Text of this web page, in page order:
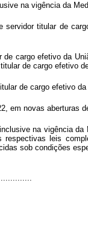
na vigência da
titular de
cargo efetivo da
de cargo efetivo
de cargo efetivo
em novas aberturas
na vigência
leis
sob condições